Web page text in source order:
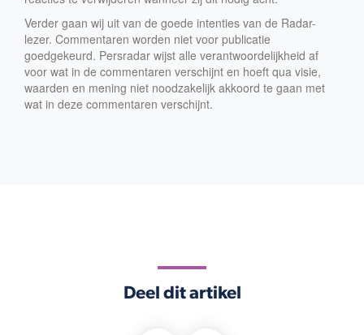
Verder gaan wij uit van de goede intenties van de Radar-
lezer. Commentaren worden niet voor publicatie
goedgekeurd. Persradar wijst alle verantwoordelijkheid af
voor wat in de commentaren verschijnt en hoeft qua visie,
waarden en mening niet noodzakelijk akkoord te gaan met
wat in deze commentaren verschijnt.
Deel dit artikel